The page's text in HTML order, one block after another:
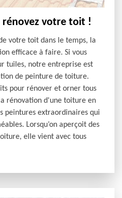
votre toit !
votre toit dans le temps, la
efficace à faire. Si vous
tuiles, notre entreprise est
de peinture de toiture.
pour rénover et orner tous
rénovation d'une toiture en
peintures extraordinaires qui
Lorsqu’on aperçoit des
elle vient avec tous